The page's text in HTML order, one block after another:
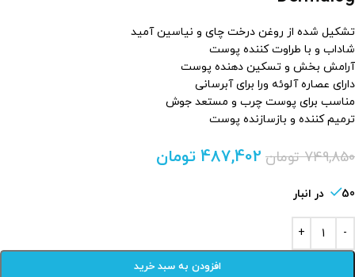
تشکیل شده از روغن درخت چای و نیاسین آمید
شاداب و با طراوت کننده پوست
آرامش بخش و تسکین دهنده پوست
دارای عصاره آلوئه ورا برای آبرسانی
مناسب برای پوست چرب و مستعد جوش
ترمیم کننده و بازسازنده پوست
749,850 تومان 487,402 تومان
50 در انبار
افزودن به سبد خرید